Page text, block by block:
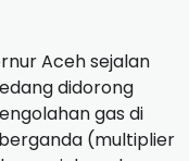
Aceh sejalan
didorong
gas di
(multiplier